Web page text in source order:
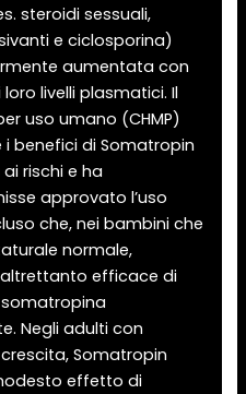
steroidi sessuali,
e ciclosporina)
aumentata con
livelli plasmatici. Il
uso umano (CHMP)
i benefici di Somatropin
rischi e ha
approvato l’uso
che, nei bambini che
normale,
efficace di
Negli adulti con
Somatropin
effetto di